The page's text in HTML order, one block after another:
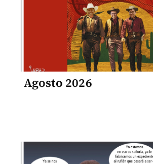
Agosto 2026